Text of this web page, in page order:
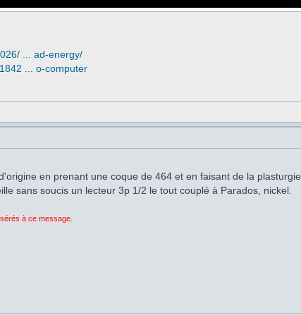
... ad-energy/
... o-computer
en prenant une coque de 464 et en faisant de la plasturgie.
sans soucis un lecteur 3p 1/2 le tout couplé à Parados, nickel.
à ce message.